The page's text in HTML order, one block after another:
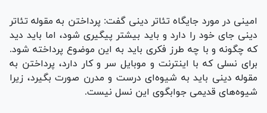
امینی در مورد جایگاه تئاتر دینی گفت: پرداختن به مقوله تئاتر
دینی جای خود را دارد و باید بیشتر پیگیری شود، اما باید دید
که چگونه و با چه طرز فکری باید به این موضوع پرداخته شود.
برای نسلی که با اینترنت و موبایل سر و کار دارد، پرداختن به
مقوله دینی باید به شیوه‌ای درست و مدرن صورت بگیرد، زیرا
شیوه‌های قدیمی جوابگوی این نسل نیست.